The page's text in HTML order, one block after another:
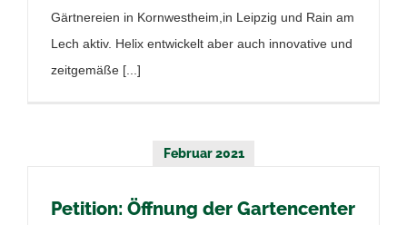
Gärtnereien in Kornwestheim,in Leipzig und Rain am
Lech aktiv. Helix entwickelt aber auch innovative und
zeitgemäße [...]
Februar 2021
Petition: Öffnung der Gartencenter